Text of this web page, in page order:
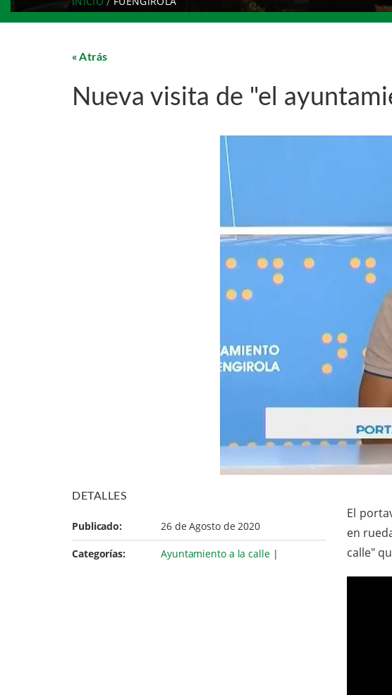
Atrás
Nueva visita de "el
DETALLES
Publicado: 26 de Agosto de 2020
Categorías: Ayuntamiento a la calle|
El
en
calle"